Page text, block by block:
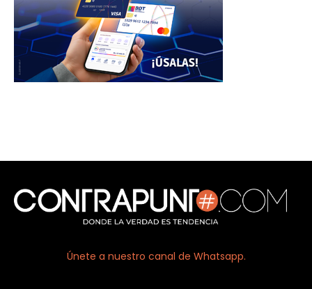
Únete a nuestro canal de Whatsapp.